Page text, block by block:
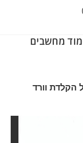
מחשבים
הקלדת וורד